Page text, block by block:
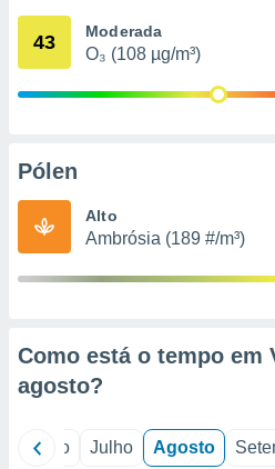
através
estudos
1199
43 Moderada
O₃ (108 µg/m³)
Pólen
Alto
Ambrósia (189 #/m³)
Como está o tempo em
agosto?
Junho Julho Agosto